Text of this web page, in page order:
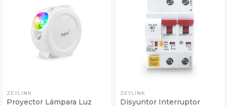
ZEYLINK
Proyector Lámpara Luz
ZEYLINK
Disyuntor Interruptor